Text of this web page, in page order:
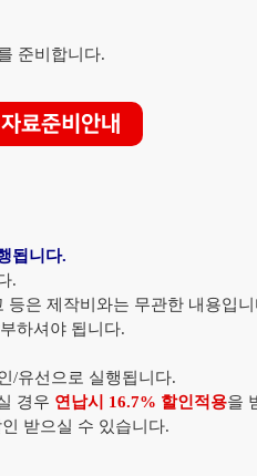
준비합니다.
자료준비안내
됩니다.
.
은 제작비와는 무관한 내용입니
하셔야 됩니다.
/유선으로 실행됩니다.
경우 연납시 16.7% 할인적용을
받으실 수 있습니다.